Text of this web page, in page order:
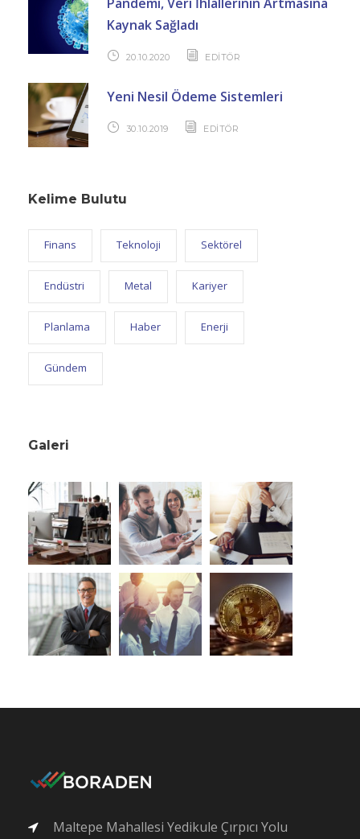
Kaynak Sağladı
20.10.2020 EDİTÖR
Yeni Nesil Ödeme Sistemleri
30.10.2019 EDİTÖR
Kelime Bulutu
Finans Teknoloji Sektörel
Endüstri Metal Kariyer
Planlama Haber Enerji
Gündem
Galeri
Maltepe Mahallesi Yedikule Çırpıcı Yolu